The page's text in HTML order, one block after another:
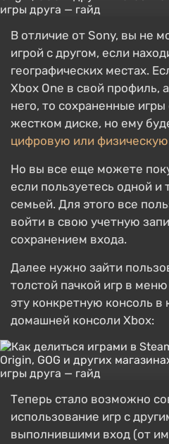
В отличие от Sony, вы не
игрой с другом, если
географических местах.
Xbox One в свой профиль,
него, то сохраненные игры
жестком диске, но ему
цифровую или
Но вы все еще можете
если пользуетесь одной и
семьей. Для этого все
войти в свою учетную
сохранением входа.
Далее нужно зайти
толстой пачкой игр в
эту конкретную консоль в
домашней консоли Xbox:
Теперь стало возможно
использование игр с
выполнившими вход (от